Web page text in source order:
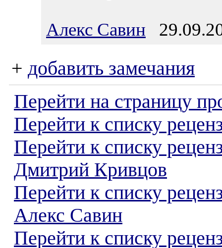
Алекс Савин
+ добавить замечания
Перейти на страницу
Перейти к списку
Перейти к списку
Дмитрий Кривцов
Перейти к списку
Алекс Савин
Перейти к списку